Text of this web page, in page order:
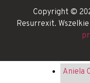
Copyright ©
Resurrexit.
Aniela